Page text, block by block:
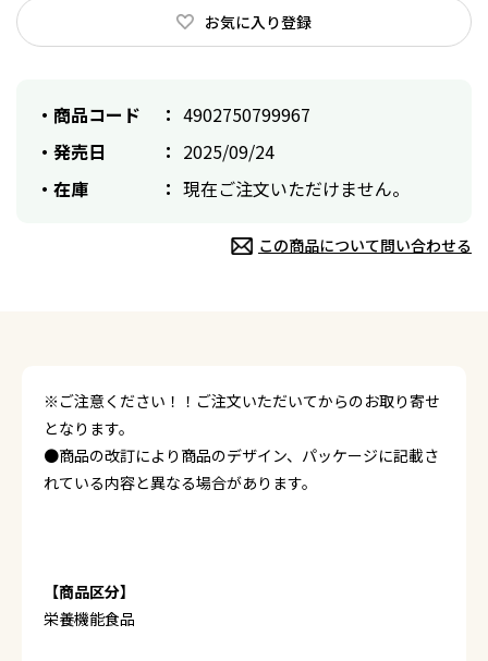
お気に入り登録
商品コード
4902750799967
発売日
2025/09/24
在庫
現在ご注文いただけません。
この商品について問い合わせる
※ご注意ください！！ご注文いただいてからのお取り寄せ
となります。
●商品の改訂により商品のデザイン、パッケージに記載さ
れている内容と異なる場合があります。
【商品区分】
栄養機能食品